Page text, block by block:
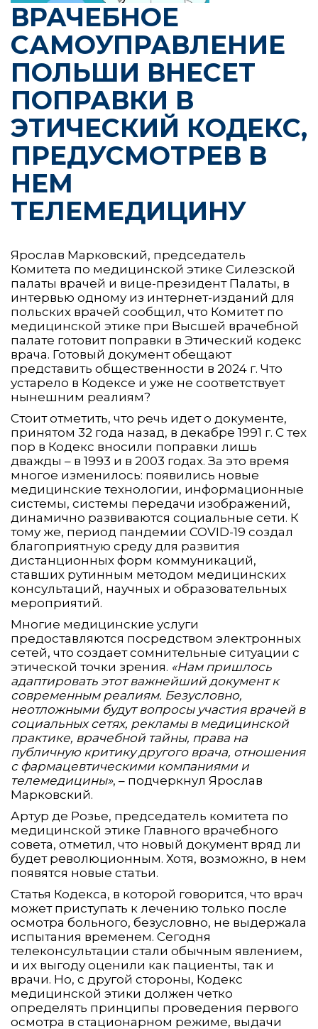
ВРАЧЕБНОЕ
САМОУПРАВЛЕНИЕ
ПОЛЬШИ ВНЕСЕТ
ПОПРАВКИ В
ЭТИЧЕСКИЙ КОДЕКС,
ПРЕДУСМОТРЕВ В
НЕМ
ТЕЛЕМЕДИЦИНУ
Ярослав Марковский, председатель
Комитета по медицинской этике Силезской
палаты врачей и вице-президент Палаты, в
интервью одному из интернет-изданий для
польских врачей сообщил, что Комитет по
медицинской этике при Высшей врачебной
палате готовит поправки в Этический кодекс
врача. Готовый документ обещают
представить общественности в 2024 г. Что
устарело в Кодексе и уже не соответствует
нынешним реалиям?
Стоит отметить, что речь идет о документе,
принятом 32 года назад, в декабре 1991 г. С тех
пор в Кодекс вносили поправки лишь
дважды – в 1993 и в 2003 годах. За это время
многое изменилось: появились новые
медицинские технологии, информационные
системы, системы передачи изображений,
динамично развиваются социальные сети. К
тому же, период пандемии COVID-19 создал
благоприятную среду для развития
дистанционных форм коммуникаций,
ставших рутинным методом медицинских
консультаций, научных и образовательных
мероприятий.
Многие медицинские услуги
предоставляются посредством электронных
сетей, что создает сомнительные ситуации с
этической точки зрения. «Нам пришлось
адаптировать этот важнейший документ к
современным реалиям. Безусловно,
неотложными будут вопросы участия врачей в
социальных сетях, рекламы в медицинской
практике, врачебной тайны, права на
публичную критику другого врача, отношения
с фармацевтическими компаниями и
телемедицины», – подчеркнул Ярослав
Марковский.
Артур де Розье, председатель комитета по
медицинской этике Главного врачебного
совета, отметил, что новый документ вряд ли
будет революционным. Хотя, возможно, в нем
появятся новые статьи.
Статья Кодекса, в которой говорится, что врач
может приступать к лечению только после
осмотра больного, безусловно, не выдержала
испытания временем. Сегодня
телеконсультации стали обычным явлением,
и их выгоду оценили как пациенты, так и
врачи. Но, с другой стороны, Кодекс
медицинской этики должен четко
определять принципы проведения первого
осмотра в стационарном режиме, выдачи